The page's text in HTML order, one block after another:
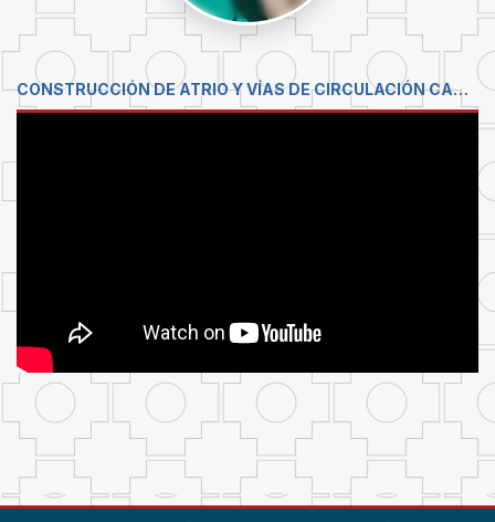
CONSTRUCCIÓN DE ATRIO Y VÍAS DE CIRCULACIÓN CAMPUS UNIVERSITARIO COTA COTA